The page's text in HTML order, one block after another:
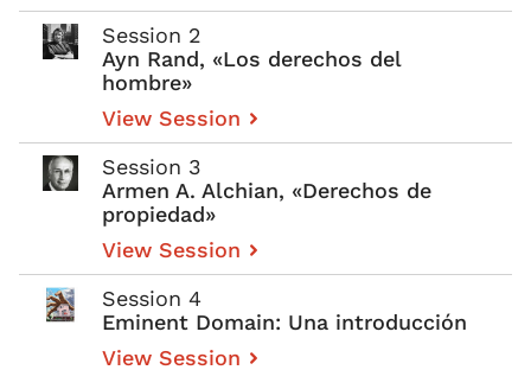
Session 2
Ayn Rand, «Los derechos del
hombre»
View Session
Session 3
Armen A. Alchian, «Derechos de
propiedad»
View Session
Session 4
Eminent Domain: Una introducción
View Session